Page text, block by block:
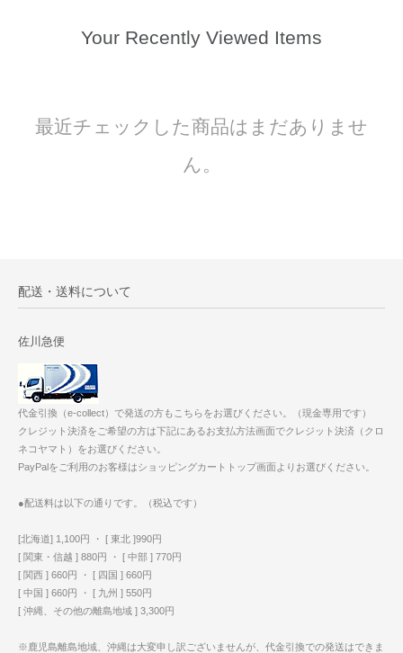
Your Recently Viewed Items
最近チェックした商品はまだありませ
ん。
配送・送料について
佐川急便
代金引換（e-collect）で発送の方もこちらをお選びください。（現金専用です）
クレジット決済をご希望の方は下記にあるお支払方法画面でクレジット決済（クロ
ネコヤマト）をお選びください。
PayPalをご利用のお客様はショッピングカートトップ画面よりお選びください。
●配送料は以下の通りです。（税込です）
[北海道] 1,100円 ・ [ 東北 ]990円
[ 関東・信越 ] 880円 ・ [ 中部 ] 770円
[ 関西 ] 660円 ・ [ 四国 ] 660円
[ 中国 ] 660円 ・ [ 九州 ] 550円
[ 沖縄、その他の離島地域 ] 3,300円
※鹿児島離島地域、沖縄は大変申し訳ございませんが、代金引換での発送はできま